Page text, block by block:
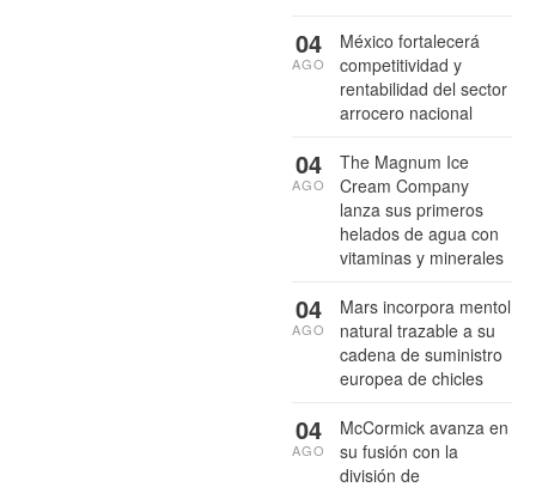
México fortalecerá
competitividad y
rentabilidad del sector
arrocero nacional
04
AGO
The Magnum Ice
Cream Company
lanza sus primeros
helados de agua con
vitaminas y minerales
04
AGO
Mars incorpora mentol
natural trazable a su
cadena de suministro
europea de chicles
04
AGO
McCormick avanza en
su fusión con la
división de
04
AGO